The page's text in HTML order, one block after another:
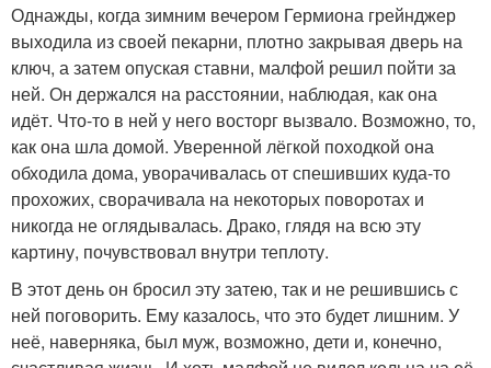
Однажды, когда зимним вечером Гермиона грейнджер
выходила из своей пекарни, плотно закрывая дверь на
ключ, а затем опуская ставни, малфой решил пойти за
ней. Он держался на расстоянии, наблюдая, как она
идёт. Что-то в ней у него восторг вызвало. Возможно, то,
как она шла домой. Уверенной лёгкой походкой она
обходила дома, уворачивалась от спешивших куда-то
прохожих, сворачивала на некоторых поворотах и
никогда не оглядывалась. Драко, глядя на всю эту
картину, почувствовал внутри теплоту.
В этот день он бросил эту затею, так и не решившись с
ней поговорить. Ему казалось, что это будет лишним. У
неё, наверняка, был муж, возможно, дети и, конечно,